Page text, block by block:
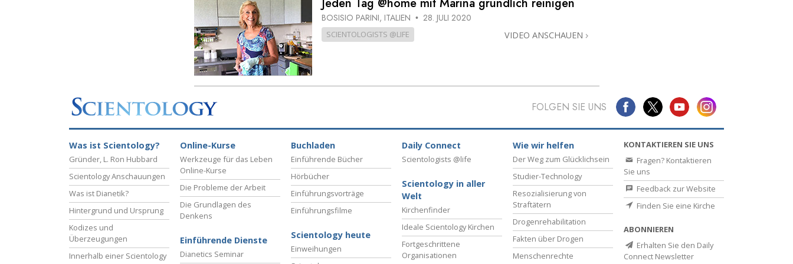
Liebe und Hass – Was ist Größe?
Die Ursache von Unterdrückung
Ermittlungen
Grundlagen des Organisierens
Die Grundlagen von Public Relations
Planziele und Ziele
Die Technologie des Studierens
Kommunikation
Jeden Tag @home mit Marina gründlich reinigen
BOSISIO PARINI, ITALIEN • 28. JULI 2020
SCIENTOLOGISTS @LIFE VIDEO ANSCHAUEN
FOLGEN SIE UNS
Was ist Scientology?
Gründer, L. Ron Hubbard
Scientology Anschauungen
Was ist Dianetik?
Hintergrund und Ursprung
Kodizes und
Überzeugungen
Innerhalb einer Scientology
Online-Kurse
Werkzeuge für das Leben
Online-Kurse
Die Probleme der Arbeit
Die Grundlagen des
Denkens
Einführende Dienste
Dianetics Seminar
Buchladen
Einführende Bücher
Hörbücher
Einführungsvorträge
Einführungsfilme
Scientology heute
Einweihungen
Daily Connect
Scientologists @life
Scientology in aller
Welt
Kirchenfinder
Ideale Scientology Kirchen
Fortgeschrittene
Organisationen
Wie wir helfen
Der Weg zum Glücklichsein
Studier-Technology
Resozialisierung von
Straftätern
Drogenrehabilitation
Fakten über Drogen
Menschenrechte
KONTAKTIEREN SIE UNS
Fragen? Kontaktieren
Sie uns
Feedback zur Website
Finden Sie eine Kirche
ABONNIEREN
Erhalten Sie den Daily
Connect Newsletter